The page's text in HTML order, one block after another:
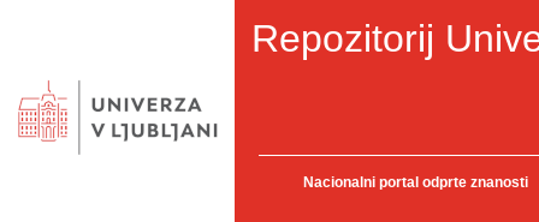
Repozitorij
Nacionalni portal odprte znanosti